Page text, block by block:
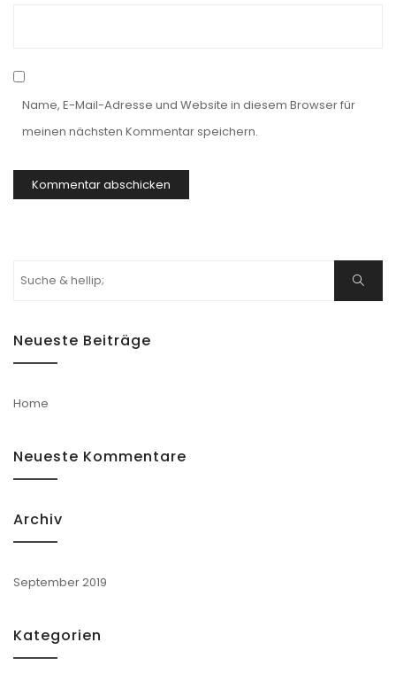
Name, E-Mail-Adresse und Website in diesem Browser für
meinen nächsten Kommentar speichern.
Suchen
Suche
Neueste Beiträge
Home
Neueste Kommentare
Archiv
September 2019
Kategorien